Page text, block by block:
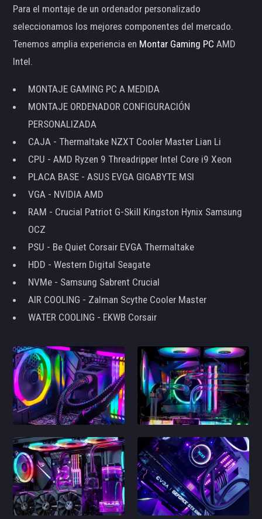
Para el montaje de un ordenador personalizado
seleccionamos los mejores componentes del mercado.
Tenemos amplia experiencia en Montar Gaming PC AMD
Intel.
MONTAJE GAMING PC A MEDIDA
MONTAJE ORDENADOR CONFIGURACIÓN
PERSONALIZADA
CAJA - Thermaltake NZXT Cooler Master Lian Li
CPU - AMD Ryzen 9 Threadripper Intel Core i9 Xeon
PLACA BASE - ASUS EVGA GIGABYTE MSI
VGA - NVIDIA AMD
RAM - Crucial Patriot G-Skill Kingston Hynix Samsung
OCZ
PSU - Be Quiet Corsair EVGA Thermaltake
HDD - Western Digital Seagate
NVMe - Samsung Sabrent Crucial
AIR COOLING - Zalman Scythe Cooler Master
WATER COOLING - EKWB Corsair